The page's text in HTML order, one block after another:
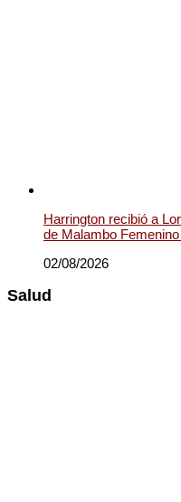
Harrington recibió a
de Malambo
02/08/2026
Salud